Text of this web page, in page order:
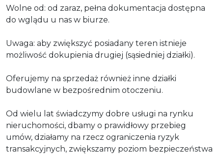
Wolne od: od zaraz, pełna dokumentacja dostępna
do wglądu u nas w biurze.
Uwaga: aby zwiększyć posiadany teren istnieje
możliwość dokupienia drugiej (sąsiedniej działki).
Oferujemy na sprzedaż również inne działki
budowlane w bezpośrednim otoczeniu.
Od wielu lat świadczymy dobre usługi na rynku
nieruchomości, dbamy o prawidłowy przebieg
umów, działamy na rzecz ograniczenia ryzyk
transakcyjnych, zwiększamy poziom bezpieczeństwa